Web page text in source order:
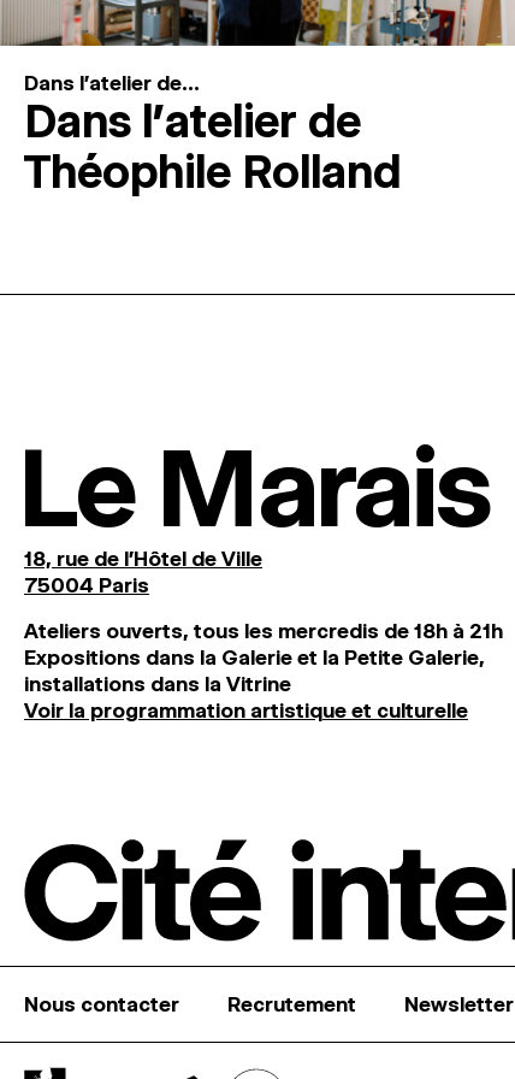
Dans l'atelier de...
Dans l’atelier de
Théophile Rolland
Le Marais
18, rue de l'Hôtel de Ville
75004 Paris
Ateliers ouverts, tous les mercredis de 18h à 21h
Expositions dans la Galerie et la Petite Galerie,
installations dans la Vitrine
Voir la programmation artistique et culturelle
Nous contacter Recrutement Newsletter